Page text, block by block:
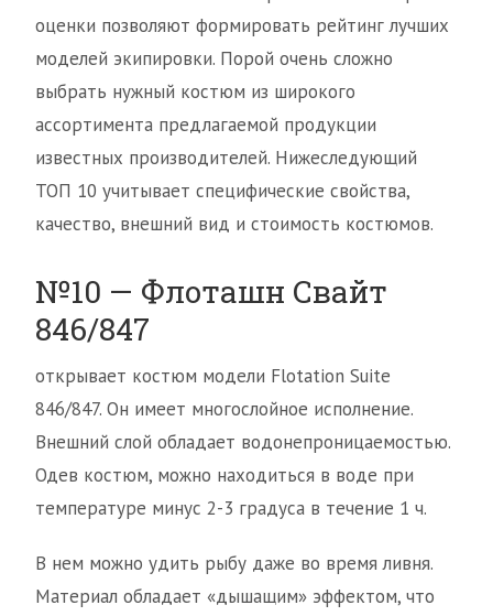
оценки позволяют формировать рейтинг лучших
моделей экипировки. Порой очень сложно
выбрать нужный костюм из широкого
ассортимента предлагаемой продукции
известных производителей. Нижеследующий
ТОП 10 учитывает специфические свойства,
качество, внешний вид и стоимость костюмов.
№10 — Флоташн Свайт
846/847
открывает костюм модели Flotation Suite
846/847. Он имеет многослойное исполнение.
Внешний слой обладает водонепроницаемостью.
Одев костюм, можно находиться в воде при
температуре минус 2-3 градуса в течение 1 ч.
В нем можно удить рыбу даже во время ливня.
Материал обладает «дышащим» эффектом, что